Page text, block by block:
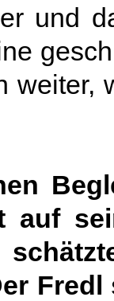
und
weiter,